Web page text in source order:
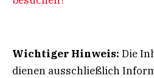
Wichtiger Hinweis: Die
dienen ausschließlich